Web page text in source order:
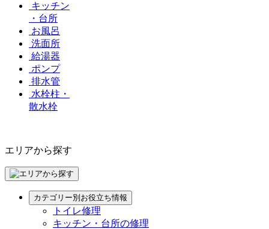
キッチン
・台所
お風呂
洗面所
給湯器
ポンプ
排水管
水栓柱・
散水栓
エリアから探す
カテゴリー別お役立ち情報
トイレ修理
キッチン・台所の修理